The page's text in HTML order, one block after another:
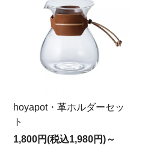
hoyapot・革ホルダーセッ
ト
1,800円(税込1,980円)～